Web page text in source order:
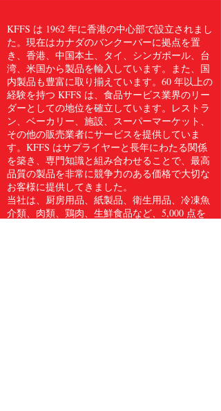
KFFS は 1962 年に香港の中心部で設立されまし
た。現在はカナダのバンクーバーに拠点を置
き、香港、中国本土、タイ、シンガポール、台
湾、米国から製品を輸入しています。また、国
内製品も豊富に取り揃えています。60 年以上の
経験を持つ KFFS は、食品サービス業界のリー
ダーとしての地位を確立しています。レストラ
ン、ベーカリー、施設、スーパーマーケット、
その他の販売業者にサービスを提供していま
す。KFFS はサプライヤーと長年にわたる関係
を築き、専門知識と組み合わせることで、最高
品質の製品を非常に競争力のある価格で大切な
お客様に提供してきました。
当社は、厨房用品、紙製品、衛生用品、冷凍魚
介類、肉類、鶏肉、生鮮食品など、5,000 点を